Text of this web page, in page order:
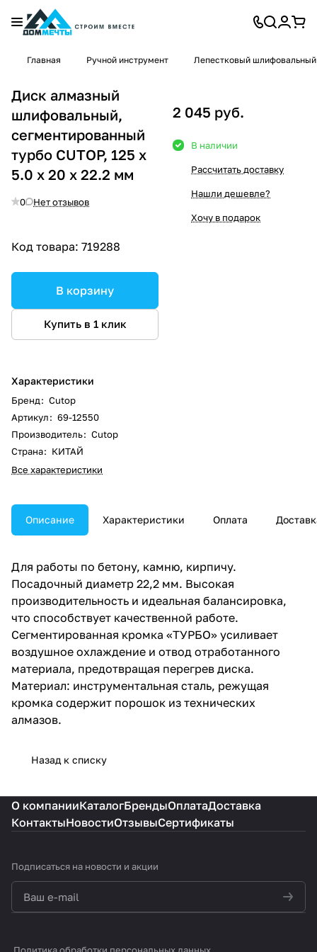
Главная Ручной инструмент Лепестковый шлифовальный
Диск алмазный
шлифовальный,
сегментированный
турбо CUTOP, 125 x
5.0 x 20 x 22.2 мм
0 Нет отзывов
Код товара: 719288
В корзину
Купить в 1 клик
Характеристики
Бренд: Cutop
Артикул: 69-12550
Производитель: Cutop
Страна: КИТАЙ
Все характеристики
2 045 руб.
В наличии
Рассчитать доставку
Нашли дешевле?
Хочу в подарок
Описание Характеристики Оплата
Для работы по бетону, камню, кирпичу.
Посадочный диаметр 22,2 мм. Высокая
производительность и идеальная балансировка,
что способствует качественной работе.
Сегментированная кромка «ТУРБО» усиливает
воздушное охлаждение и отвод отработанного
материала, предотвращая перегрев диска.
Материал: инструментальная сталь, режущая
кромка содержит порошок из технических
алмазов.
Назад к списку
О компанииКаталогБрендыОплатаДоставка
КонтактыНовостиОтзывыСертификаты
Подписаться на новости и акции